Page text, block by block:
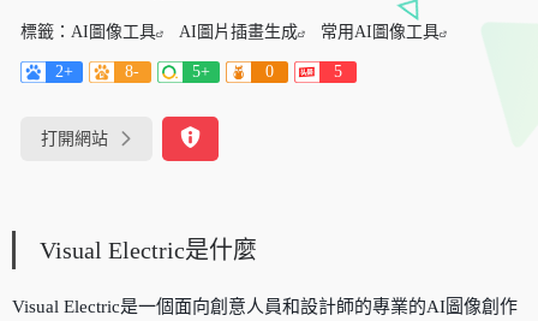
標籤： AI圖像工具 AI圖片插畫生成 常用AI圖像工具
2+ 8- 5+ 0 5
打開網站
Visual Electric是什麼
Visual Electric是一個面向創意人員和設計師的專業的AI圖像創作